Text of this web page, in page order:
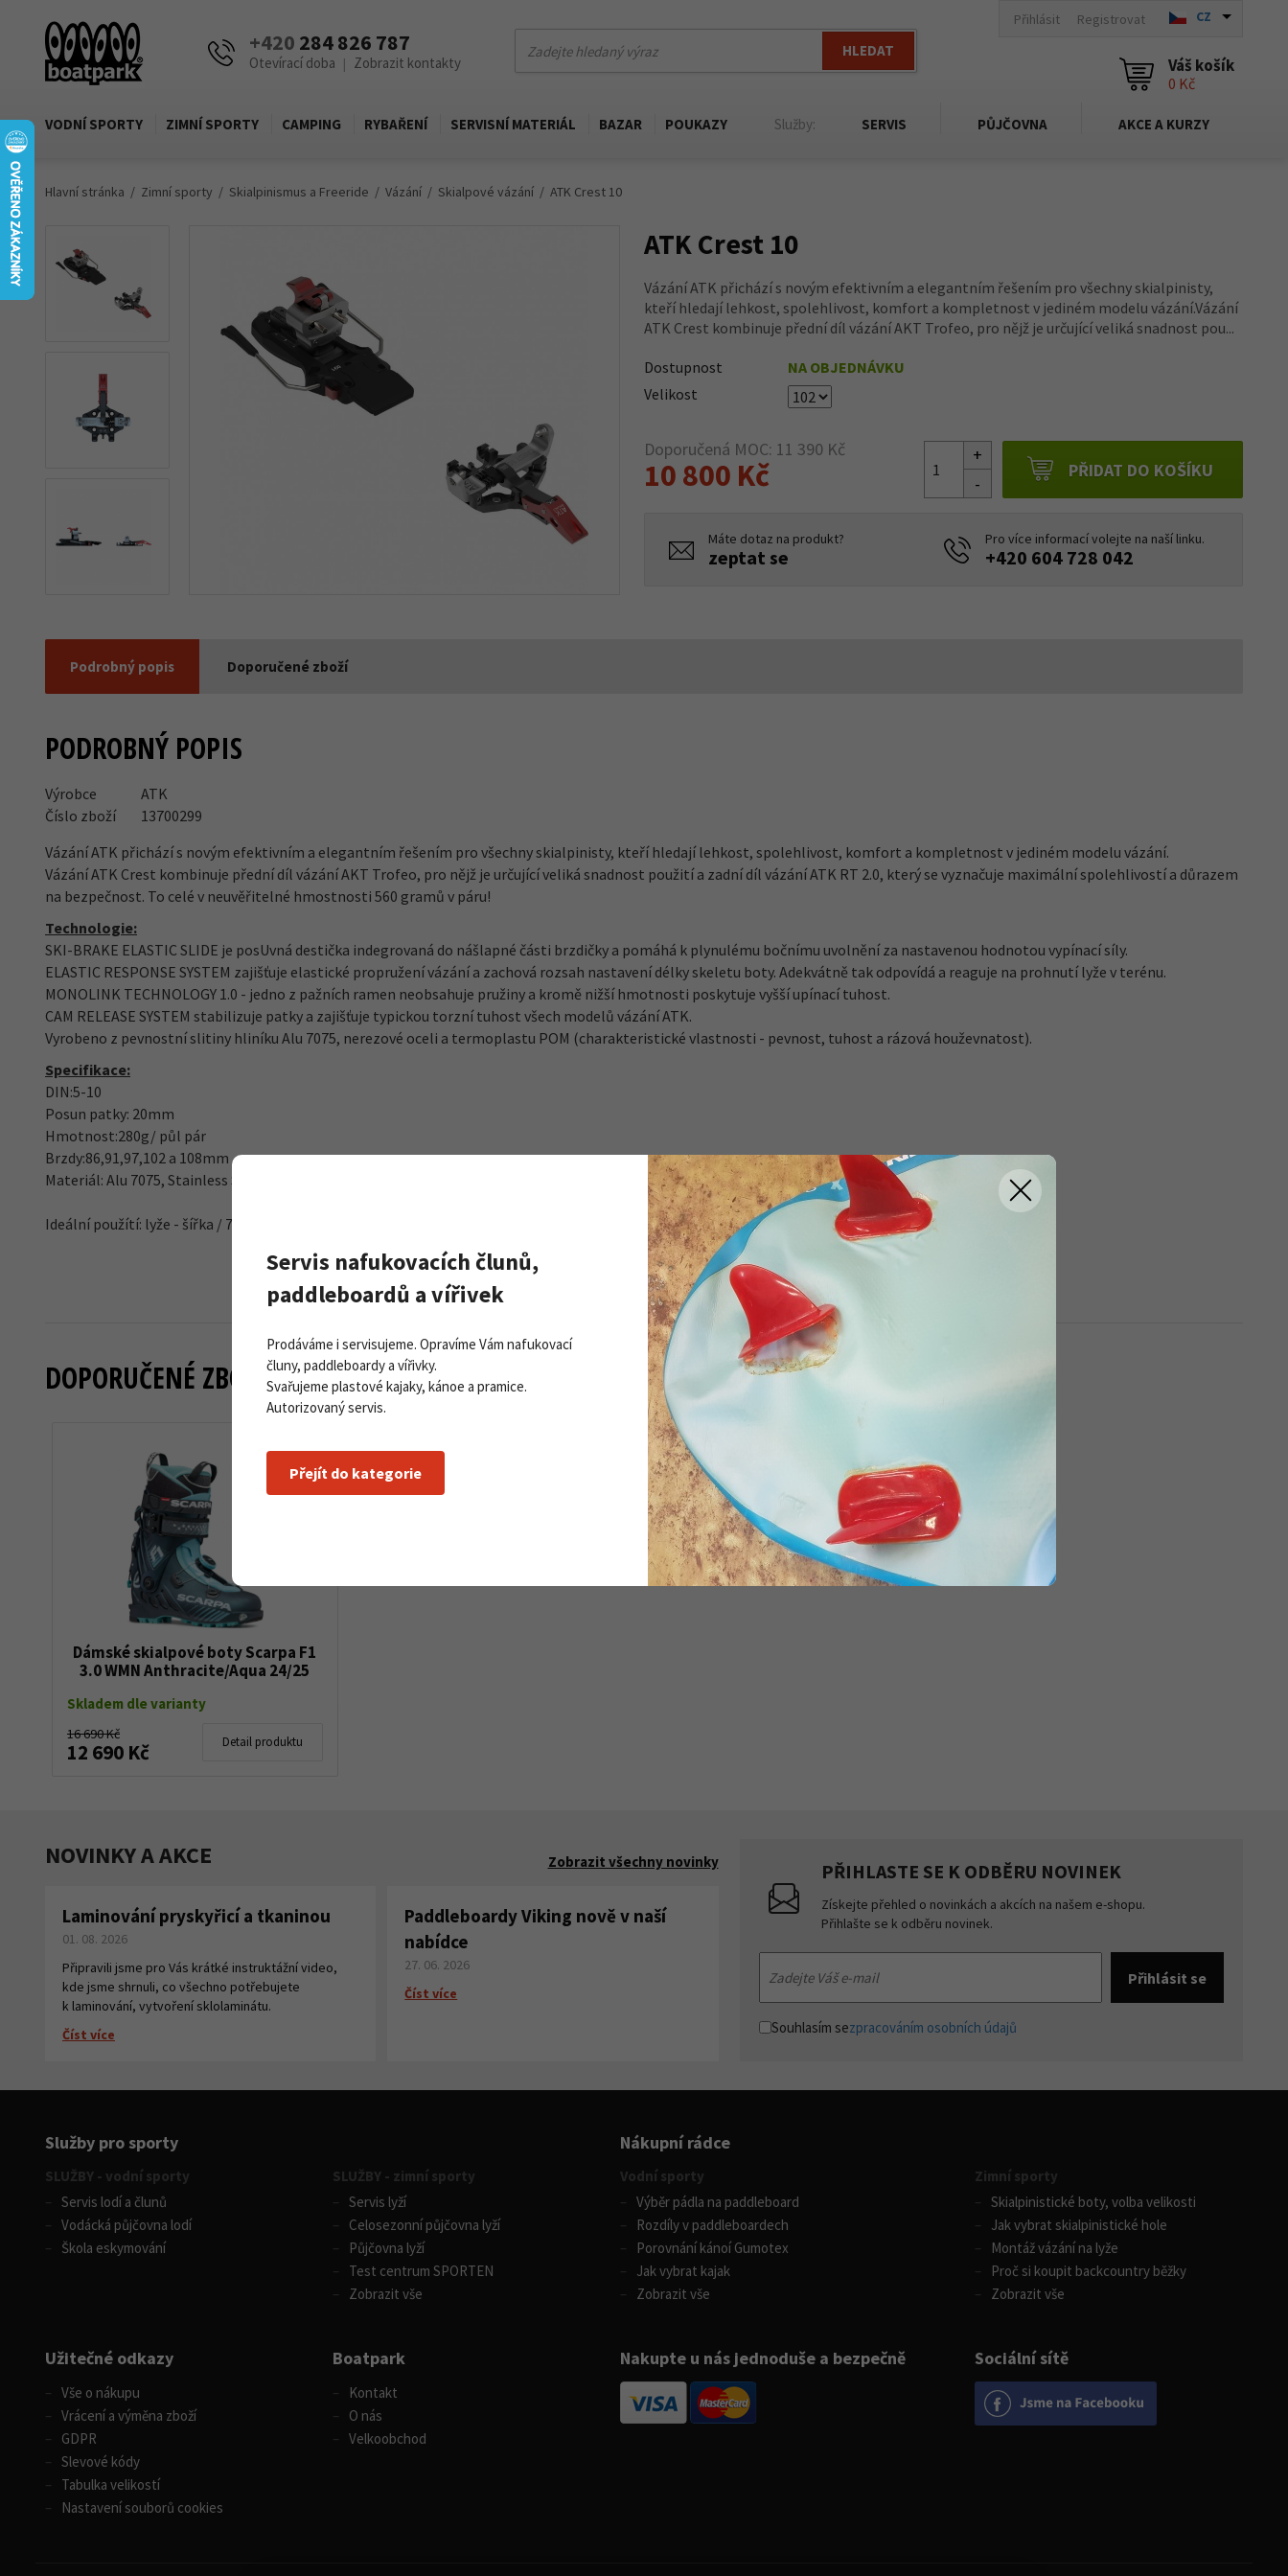
+420 284 826 787
Otevírací doba | Zobrazit kontakty
HLEDAT
Přihlásit Registrovat CZ
Váš košík
0 Kč
VODNÍ SPORTY ZIMNÍ SPORTY CAMPING RYBAŘENÍ SERVISNÍ MATERIÁL BAZAR POUKAZY Služby: SERVIS PŮJČOVNA AKCE A KURZY
Hlavní stránka Zimní sporty Skialpinismus a Freeride Vázání Skialpové vázání ATK Crest 10
ATK Crest 10
Vázání ATK přichází s novým efektivním a elegantním řešením pro všechny skialpinisty,
kteří hledají lehkost, spolehlivost, komfort a kompletnost v jediném modelu vázání.Vázání
ATK Crest kombinuje přední díl vázání AKT Trofeo, pro nějž je určující veliká snadnost pou...
Dostupnost
NA OBJEDNÁVKU
Velikost
Doporučená MOC: 11 390 Kč
10 800 Kč PŘIDAT DO KOŠÍKU
Máte dotaz na produkt?
zeptat se
Pro více informací volejte na naší linku.
+420 604 728 042
Podrobný popis Doporučené zboží
PODROBNÝ POPIS
Výrobce
ATK
Číslo zboží
13700299
Vázání ATK přichází s novým efektivním a elegantním řešením pro všechny skialpinisty, kteří hledají lehkost, spolehlivost, komfort a kompletnost v jediném modelu vázání.
Vázání ATK Crest kombinuje přední díl vázání AKT Trofeo, pro nějž je určující veliká snadnost použití a zadní díl vázání ATK RT 2.0, který se vyznačuje maximální spolehlivostí a důrazem
na bezpečnost. To celé v neuvěřitelné hmostnosti 560 gramů v páru!
Technologie:
SKI-BRAKE ELASTIC SLIDE je posUvná destička indegrovaná do nášlapné části brzdičky a pomáhá k plynulému bočnímu uvolnění za nastavenou hodnotou vypínací síly.
ELASTIC RESPONSE SYSTEM zajišťuje elastické propružení vázání a zachová rozsah nastavení délky skeletu boty. Adekvátně tak odpovídá a reaguje na prohnutí lyže v terénu.
MONOLINK TECHNOLOGY 1.0 - jedno z pažních ramen neobsahuje pružiny a kromě nižší hmotnosti poskytuje vyšší upínací tuhost.
CAM RELEASE SYSTEM stabilizuje patky a zajišťuje typickou torzní tuhost všech modelů vázání ATK.
Vyrobeno z pevnostní slitiny hliníku Alu 7075, nerezové oceli a termoplastu POM (charakteristické vlastnosti - pevnost, tuhost a rázová houževnatost).
Specifikace:
DIN:5-10
Posun patky: 20mm
Hmotnost:280g/ půl pár
Brzdy:86,91,97,102 a 108mm
Materiál: Alu 7075, Stainless Steel, POM
Ideální použítí: lyže - šířka / 75 - 120 mm, hmotnost do 1500 g
DOPORUČENÉ ZBOŽÍ
Dámské skialpové boty Scarpa F1
3.0 WMN Anthracite/Aqua 24/25
Skladem dle varianty
16 690 Kč
12 690 Kč Detail produktu
NOVINKY A AKCE Zobrazit všechny novinky
Laminování pryskyřicí a tkaninou
01. 08. 2026
Připravili jsme pro Vás krátké instruktážní video,
kde jsme shrnuli, co všechno potřebujete
k laminování, vytvoření sklolaminátu.
Číst více
Paddleboardy Viking nově v naší
nabídce
27. 06. 2026
Číst více
PŘIHLASTE SE K ODBĚRU NOVINEK
Získejte přehled o novinkách a akcích na našem e-shopu.
Přihlašte se k odběru novinek.
Souhlasím sezpracováním osobních údajů
Sociální sítě
Služby pro sporty
SLUŽBY - vodní sporty
Servis lodí a člunů
Vodácká půjčovna lodí
Škola eskymování
SLUŽBY - zimní sporty
Servis lyží
Celosezonní půjčovna lyží
Půjčovna lyží
Test centrum SPORTEN
Zobrazit vše
Nákupní rádce
Vodní sporty
Výběr pádla na paddleboard
Rozdíly v paddleboardech
Porovnání kánoí Gumotex
Jak vybrat kajak
Zobrazit vše
Zimní sporty
Skialpinistické boty, volba velikosti
Jak vybrat skialpinistické hole
Montáž vázání na lyže
Proč si koupit backcountry běžky
Zobrazit vše
Užitečné odkazy
Vše o nákupu
Vrácení a výměna zboží
GDPR
Slevové kódy
Tabulka velikostí
Nastavení souborů cookies
Boatpark
Kontakt
O nás
Velkoobchod
Nakupte u nás jednoduše a bezpečně
Servis nafukovacích člunů,
paddleboardů a vířivek
Prodáváme i servisujeme. Opravíme Vám nafukovací
čluny, paddleboardy a vířivky.
Svařujeme plastové kajaky, kánoe a pramice.
Autorizovaný servis.
Přejít do kategorie